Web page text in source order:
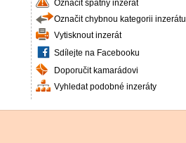
Označit špatný inzerát
Označit chybnou kategorii inzerátu
Vytisknout inzerát
Sdílejte na Facebooku
Doporučit kamarádovi
Vyhledat podobné inzeráty